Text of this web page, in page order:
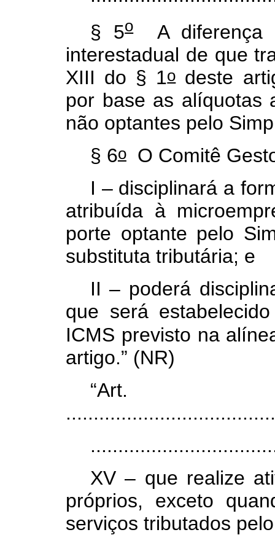
§ 5oA diferença
interestadual de que
XIII do § 1odeste
por base as alíquotas
não optantes pelo
§ 6oO Comitê
I – disciplinará a
atribuída à
porte optante pelo
substituta tributária; e
II – poderá
que será
ICMS previsto na
artigo.” (NR)
XV – que realize
próprios, exceto
serviços tributados